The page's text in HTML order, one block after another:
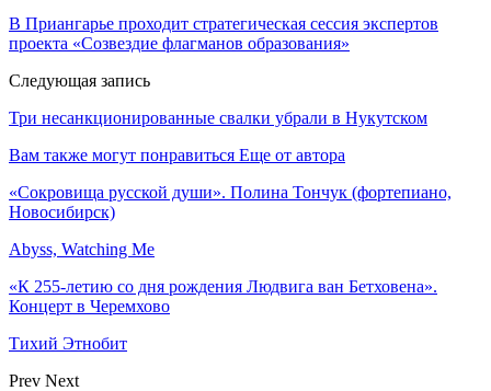
В Приангарье проходит стратегическая сессия экспертов
проекта «Созвездие флагманов образования»
Следующая запись
Три несанкционированные свалки убрали в Нукутском
Вам также могут понравиться Еще от автора
«Сокровища русской души». Полина Тончук (фортепиано,
Новосибирск)
Abyss, Watching Me
«К 255-летию со дня рождения Людвига ван Бетховена».
Концерт в Черемхово
Тихий Этнобит
Prev Next